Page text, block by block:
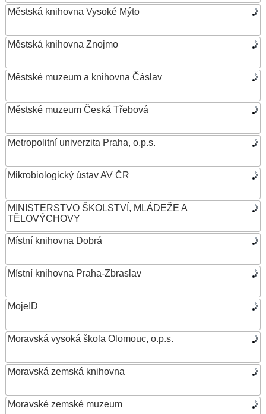
Městská knihovna Vysoké Mýto
Městská knihovna Znojmo
Městské muzeum a knihovna Čáslav
Městské muzeum Česká Třebová
Metropolitní univerzita Praha, o.p.s.
Mikrobiologický ústav AV ČR
MINISTERSTVO ŠKOLSTVÍ, MLÁDEŽE A
TĚLOVÝCHOVY
Místní knihovna Dobrá
Místní knihovna Praha-Zbraslav
MojeID
Moravská vysoká škola Olomouc, o.p.s.
Moravská zemská knihovna
Moravské zemské muzeum